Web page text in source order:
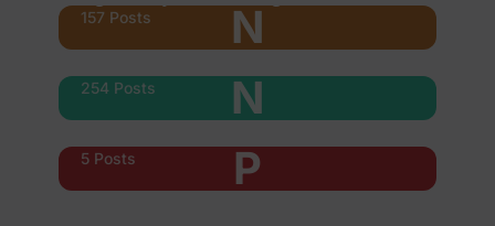
N
157 Posts
N
254 Posts
P
5 Posts